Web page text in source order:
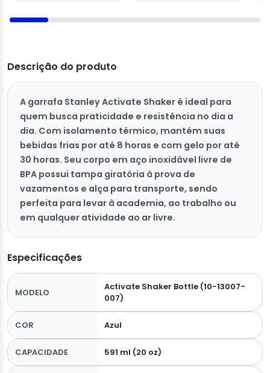
Descrição do produto
A garrafa Stanley Activate Shaker é ideal para
quem busca praticidade e resistência no dia a
dia. Com isolamento térmico, mantém suas
bebidas frias por até 8 horas e com gelo por até
30 horas. Seu corpo em aço inoxidável livre de
BPA possui tampa giratória à prova de
vazamentos e alça para transporte, sendo
perfeita para levar à academia, ao trabalho ou
em qualquer atividade ao ar livre.
Especificações
MODELO
Activate Shaker Bottle (10-13007-
007)
COR Azul
CAPACIDADE 591 ml (20 oz)